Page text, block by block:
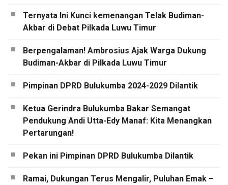
Ternyata Ini Kunci kemenangan Telak Budiman-
Akbar di Debat Pilkada Luwu Timur
Berpengalaman! Ambrosius Ajak Warga Dukung
Budiman-Akbar di Pilkada Luwu Timur
Pimpinan DPRD Bulukumba 2024-2029 Dilantik
Ketua Gerindra Bulukumba Bakar Semangat
Pendukung Andi Utta-Edy Manaf: Kita Menangkan
Pertarungan!
Pekan ini Pimpinan DPRD Bulukumba Dilantik
Ramai, Dukungan Terus Mengalir, Puluhan Emak –